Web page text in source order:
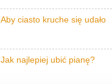
Aby ciasto kruche się udało
Jak najlepiej ubić pianę?